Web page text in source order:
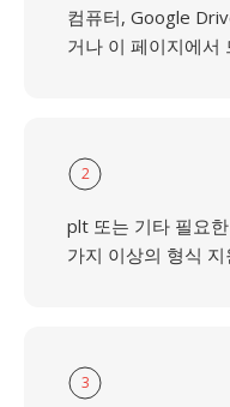
컴퓨터, Google
거나 이 페이지에서
2
plt 또는 기타 필요
가지 이상의 형식 지
3